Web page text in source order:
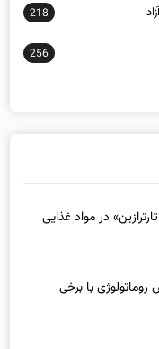
218
256
در مواد غذایی
با برخی